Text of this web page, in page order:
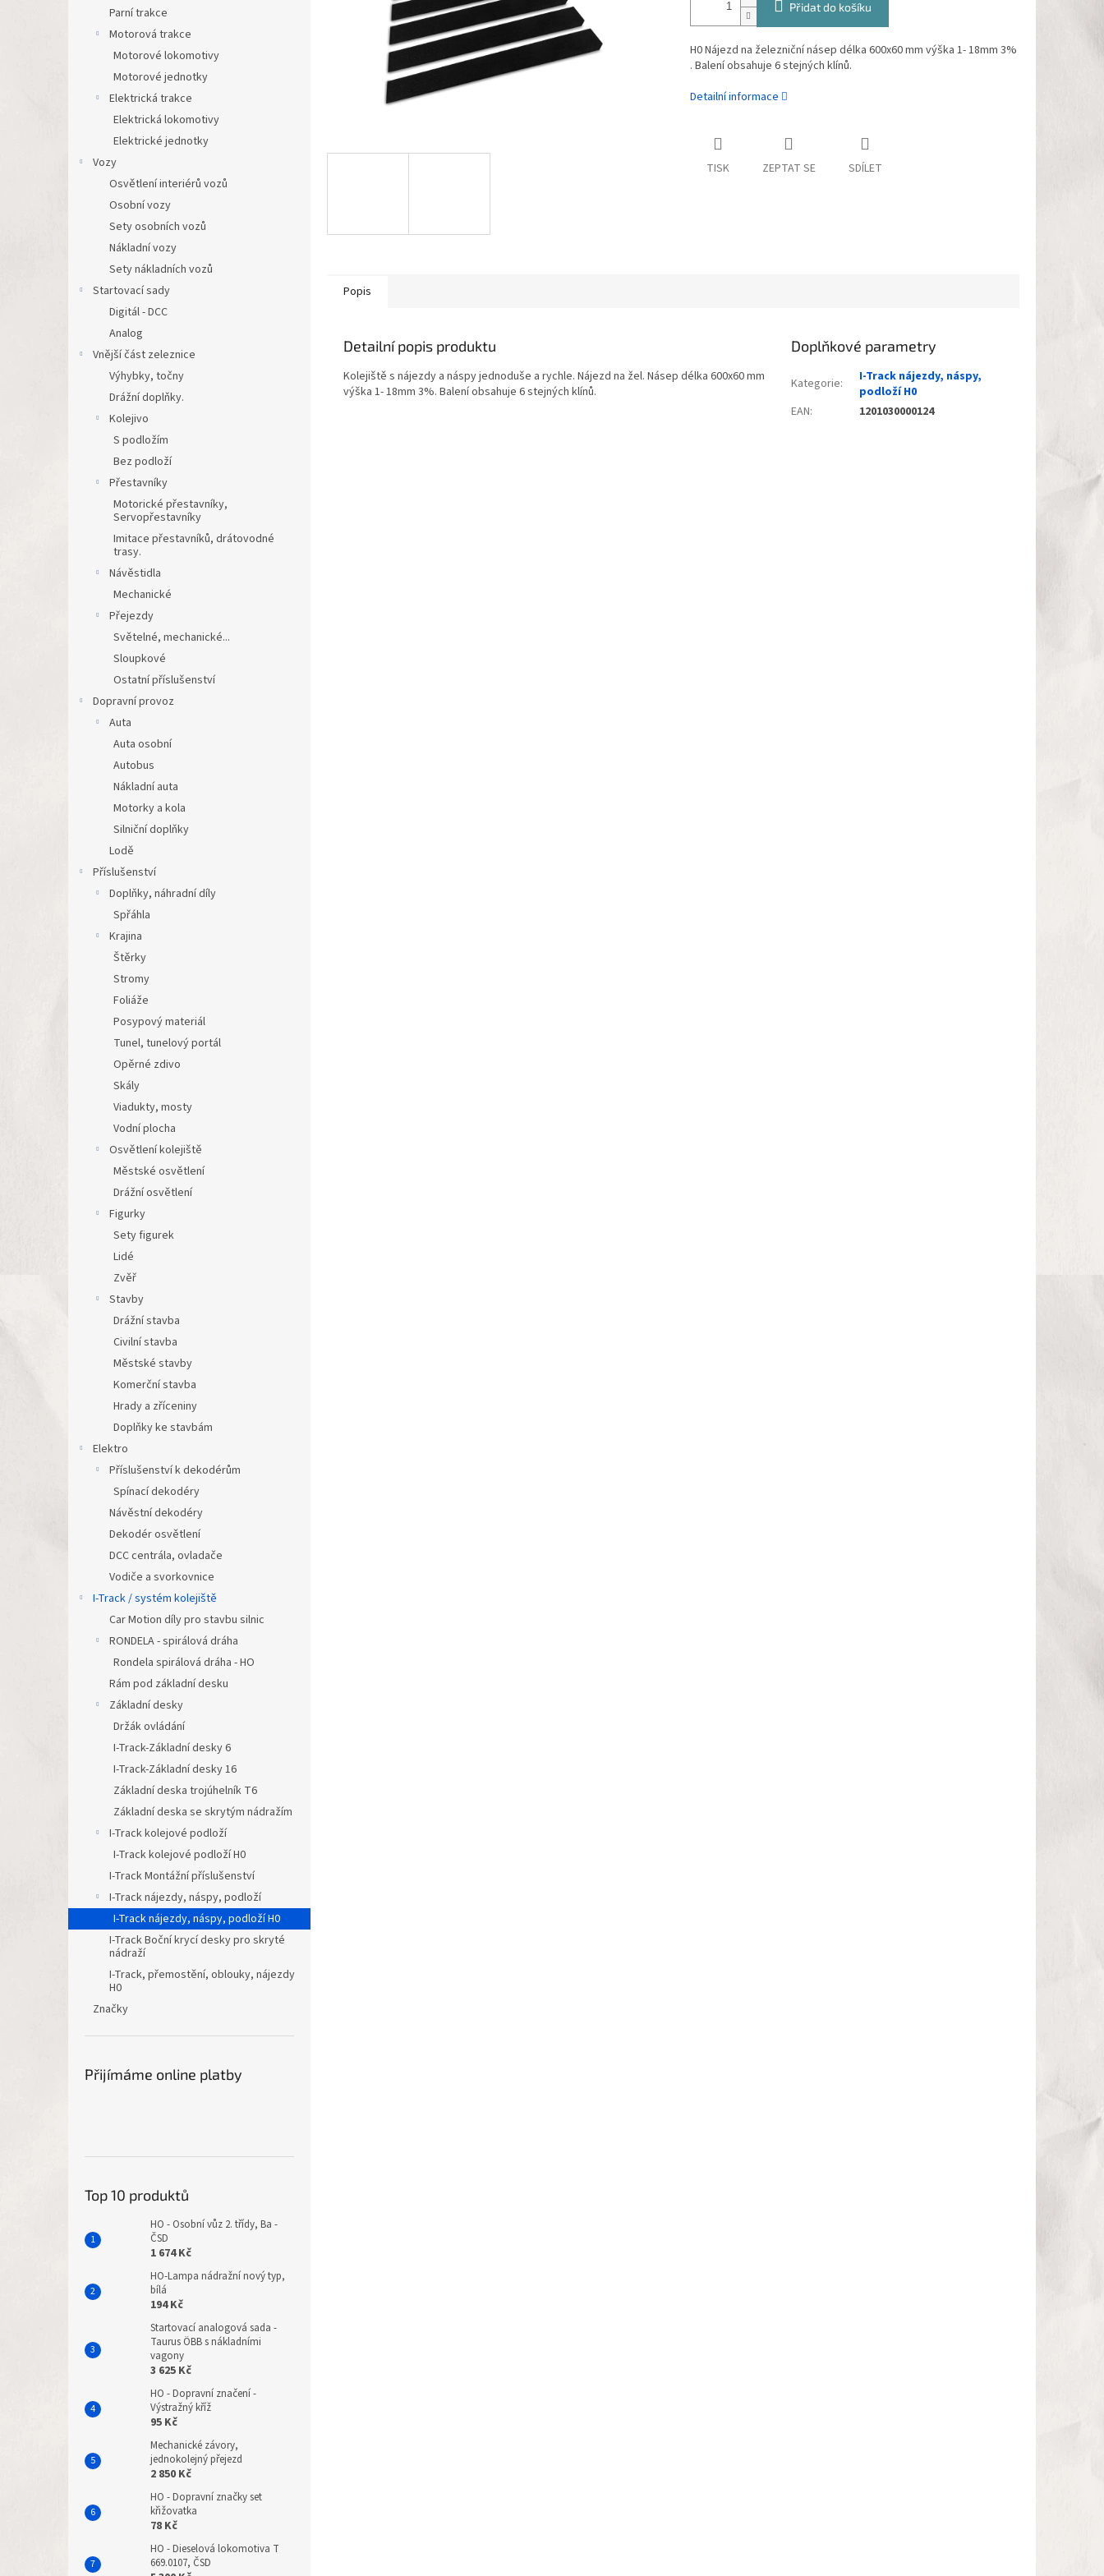
Parní trakce
Motorová trakce
Motorové lokomotivy
Motorové jednotky
Elektrická trakce
Elektrická lokomotivy
Elektrické jednotky
Vozy
Osvětlení interiérů vozů
Osobní vozy
Sety osobních vozů
Nákladní vozy
Sety nákladních vozů
Startovací sady
Digitál - DCC
Analog
Vnější část zeleznice
Výhybky, točny
Drážní doplňky.
Kolejivo
S podložím
Bez podloží
Přestavníky
Motorické přestavníky,
Servopřestavníky
Imitace přestavníků, drátovodné
trasy.
Návěstidla
Mechanické
Přejezdy
Světelné, mechanické...
Sloupkové
Ostatní příslušenství
Dopravní provoz
Auta
Auta osobní
Autobus
Nákladní auta
Motorky a kola
Silniční doplňky
Lodě
Příslušenství
Doplňky, náhradní díly
Spřáhla
Krajina
Štěrky
Stromy
Foliáže
Posypový materiál
Tunel, tunelový portál
Opěrné zdivo
Skály
Viadukty, mosty
Vodní plocha
Osvětlení kolejiště
Městské osvětlení
Drážní osvětlení
Figurky
Sety figurek
Lidé
Zvěř
Stavby
Drážní stavba
Civilní stavba
Městské stavby
Komerční stavba
Hrady a zříceniny
Doplňky ke stavbám
Elektro
Příslušenství k dekodérům
Spínací dekodéry
Návěstní dekodéry
Dekodér osvětlení
DCC centrála, ovladače
Vodiče a svorkovnice
I-Track / systém kolejiště
Car Motion díly pro stavbu silnic
RONDELA - spirálová dráha
Rondela spirálová dráha - HO
Rám pod základní desku
Základní desky
Držák ovládání
I-Track-Základní desky 6
I-Track-Základní desky 16
Základní deska trojúhelník T6
Základní deska se skrytým nádražím
I-Track kolejové podloží
I-Track kolejové podloží H0
I-Track Montážní příslušenství
I-Track nájezdy, náspy, podloží
I-Track nájezdy, náspy, podloží H0
I-Track Boční krycí desky pro skryté
nádraží
I-Track, přemostění, oblouky, nájezdy
H0
Značky
Přijímáme online platby
Top 10 produktů
HO - Osobní vůz 2. třídy, Ba -
ČSD
1 674 Kč
HO-Lampa nádražní nový typ,
bílá
194 Kč
Startovací analogová sada -
Taurus ÖBB s nákladními
vagony
3 625 Kč
HO - Dopravní značení -
Výstražný kříž
95 Kč
Mechanické závory,
jednokolejný přejezd
2 850 Kč
HO - Dopravní značky set
křižovatka
78 Kč
HO - Dieselová lokomotiva T
669.0107, ČSD
Přidat do košíku
H0 Nájezd na železniční násep délka 600x60 mm výška 1- 18mm 3%
. Balení obsahuje 6 stejných klínů.
Detailní informace
TISK ZEPTAT SE SDÍLET
Popis
Detailní popis produktu
Kolejiště s nájezdy a náspy jednoduše a rychle. Nájezd na žel. Násep délka 600x60 mm
výška 1- 18mm 3%. Balení obsahuje 6 stejných klínů.
Doplňkové parametry
Kategorie:
I-Track nájezdy, náspy,
podloží H0
EAN: 1201030000124